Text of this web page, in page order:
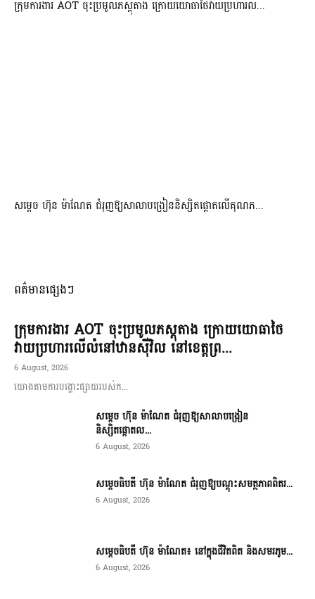
ក្រុមការងារ AOT ចុះប្រមូលភស្តុតាង ក្រោយយោធាថៃវាយប្រហារល...
សម្តេច ហ៊ុន ម៉ាណែត ជំរុញឱ្យសាលាបង្រៀននិស្សិតផ្តោតលើគុណភ...
ពត៌មានផ្សេងៗ
ក្រុមការងារ AOT ចុះប្រមូលភស្តុតាង ក្រោយយោធាថៃ
វាយប្រហារលើលំនៅឋានស៊ីវិល នៅខេត្តព្រ...
6 August, 2026
យោងតាមការបង្ហោះផ្សាយរបស់ក...
សម្តេច ហ៊ុន ម៉ាណែត ជំរុញឱ្យសាលាបង្រៀន
និស្សិតផ្តោតល...
6 August, 2026
សម្តេចធិបតី ហ៊ុន ម៉ាណែត ជំរុញឱ្យបណ្តុះសមត្ថភាពពិតរ...
6 August, 2026
សម្តេចធិបតី ហ៊ុន ម៉ាណែត៖ នៅក្នុងជីវិតពិត និងសមរភូម...
6 August, 2026